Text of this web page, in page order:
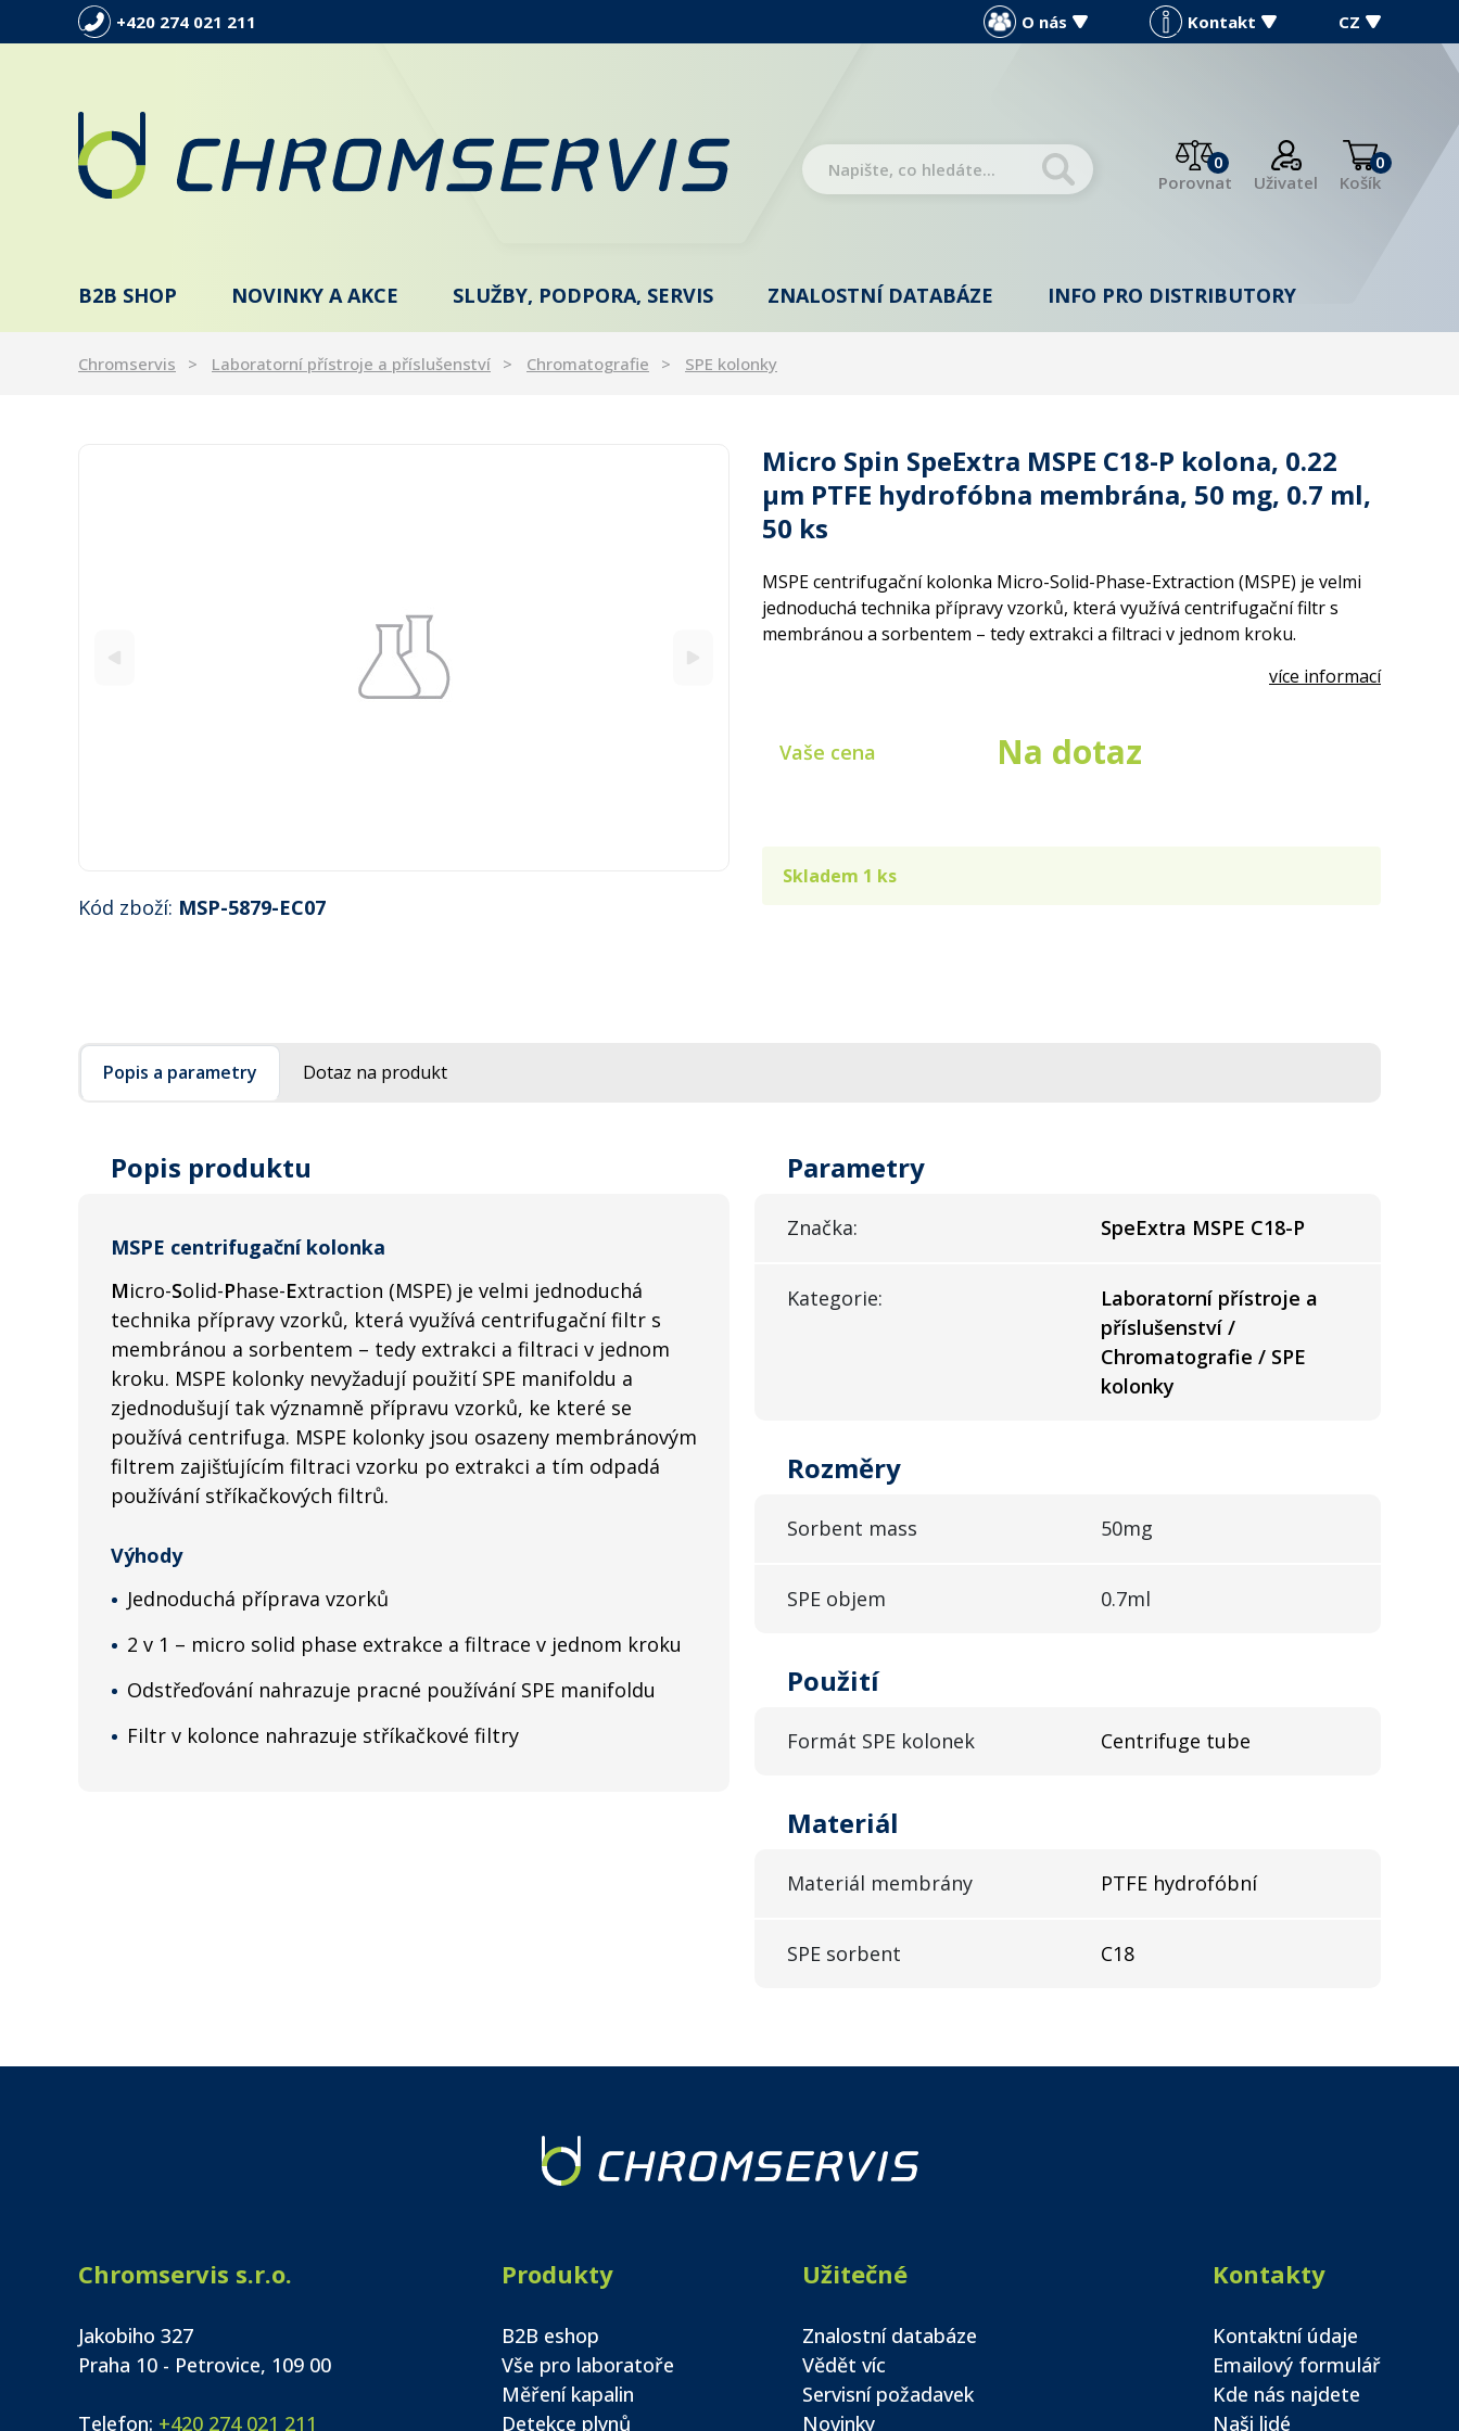
+420 274 021 211 O nás Kontakt CZ
0
Porovnat
Uživatel
0
Košík
B2B SHOP NOVINKY A AKCE SLUŽBY, PODPORA, SERVIS ZNALOSTNÍ DATABÁZE INFO PRO DISTRIBUTORY
Chromservis Laboratorní přístroje a příslušenství Chromatografie SPE kolonky
Micro Spin SpeExtra MSPE C18-P kolоna, 0.22
µm PTFE hydrofóbna membrána, 50 mg, 0.7 ml,
50 ks
Kód zboží: MSP-5879-EC07
MSPE centrifugační kolonka Micro-Solid-Phase-Extraction (MSPE) je velmi
jednoduchá technika přípravy vzorků, která využívá centrifugační filtr s
membránou a sorbentem – tedy extrakci a filtraci v jednom kroku.
více informací
Vaše cena Na dotaz
Skladem 1 ks
Popis a parametry Dotaz na produkt
Popis produktu
MSPE centrifugační kolonka
Micro-Solid-Phase-Extraction (MSPE) je velmi jednoduchá
technika přípravy vzorků, která využívá centrifugační filtr s
membránou a sorbentem – tedy extrakci a filtraci v jednom
kroku. MSPE kolonky nevyžadují použití SPE manifoldu a
zjednodušují tak významně přípravu vzorků, ke které se
používá centrifuga. MSPE kolonky jsou osazeny membránovým
filtrem zajišťujícím filtraci vzorku po extrakci a tím odpadá
používání stříkačkových filtrů.
Výhody
Jednoduchá příprava vzorků
2 v 1 – micro solid phase extrakce a filtrace v jednom kroku
Odstřeďování nahrazuje pracné používání SPE manifoldu
Filtr v kolonce nahrazuje stříkačkové filtry
Parametry
Značka: SpeExtra MSPE C18-P
Kategorie:
Laboratorní přístroje a
příslušenství /
Chromatografie / SPE
kolonky
Rozměry
Sorbent mass 50mg
SPE objem 0.7ml
Použití
Formát SPE kolonek Centrifuge tube
Materiál
Materiál membrány PTFE hydrofóbní
SPE sorbent C18
Chromservis s.r.o.
Jakobiho 327
Praha 10 - Petrovice, 109 00
Telefon: +420 274 021 211
Produkty
B2B eshop
Vše pro laboratoře
Měření kapalin
Detekce plynů
Užitečné
Znalostní databáze
Vědět víc
Servisní požadavek
Novinky
Kontakty
Kontaktní údaje
Emailový formulář
Kde nás najdete
Naši lidé